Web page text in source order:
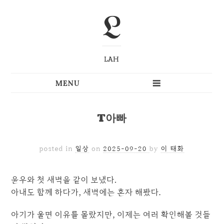
L
LAH
T아빠
posted in 일상 on 2025-09-20 by 이 태화
윤우와 첫 새벽을 같이 보냈다.
아내도 함께 하다가, 새벽에는 혼자 해봤다.
아기가 울면 이유를 몰랐지만, 이제는 여러 확인해볼 것들